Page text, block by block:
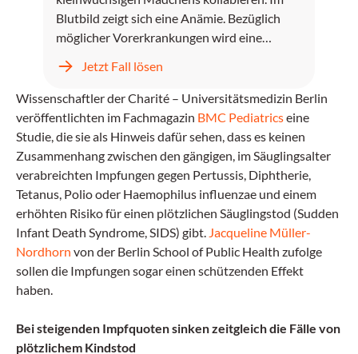
Blutbild zeigt sich eine Anämie. Bezüglich
möglicher Vorerkrankungen wird eine
Neigung zu Otitiden genannt. Die Diagnose
einer Knorpel-Haar-Hypoplasie wurde
frühzeitig gestellt und besteht auch bei der
Mutter der Patientin.
Jetzt Fall lösen
Wissenschaftler der Charité – Universitätsmedizin Berlin
veröffentlichten im Fachmagazin BMC Pediatricseine
Studie, die sie als Hinweis dafür sehen, dass es keinen
Zusammenhang zwischen den gängigen, im Säuglingsalter
verabreichten Impfungen gegen Pertussis, Diphtherie,
Tetanus, Polio oder Haemophilus influenzae und einem
erhöhten Risiko für einen plötzlichen Säuglingstod (Sudden
Infant Death Syndrome, SIDS) gibt. Jacqueline Müller-
Nordhorn von der Berlin School of Public Health zufolge
sollen die Impfungen sogar einen schützenden Effekt
haben.
Bei steigenden Impfquoten sinken zeitgleich die Fälle von
plötzlichem Kindstod